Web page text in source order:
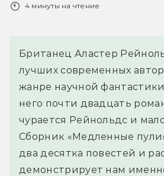
4 минуты на чтение
Британец Аластер
лучших современных
жанре научной
него почти двадцать
чурается Рейнольдс и
Сборник «Медленные
два десятка повестей и
демонстрирует нам